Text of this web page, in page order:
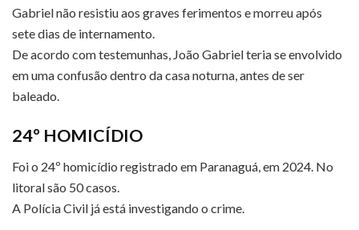
Gabriel não resistiu aos graves ferimentos e morreu após
sete dias de internamento.
De acordo com testemunhas, João Gabriel teria se envolvido
em uma confusão dentro da casa noturna, antes de ser
baleado.
24º HOMICÍDIO
Foi o 24º homicídio registrado em Paranaguá, em 2024. No
litoral são 50 casos.
A Polícia Civil já está investigando o crime.